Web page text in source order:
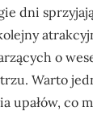
dni
o
Warto
upałów, co